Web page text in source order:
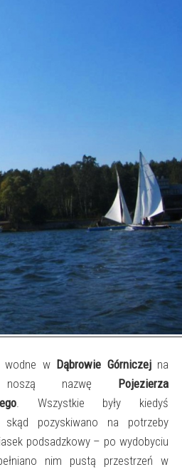
wodne w Dąbrowie Górniczejna
nazwę Pojezierza
. Wszystkie były kiedyś
skąd pozyskiwano na potrzeby
podsadzkowy – po wydobyciu
nim pustą przestrzeń w